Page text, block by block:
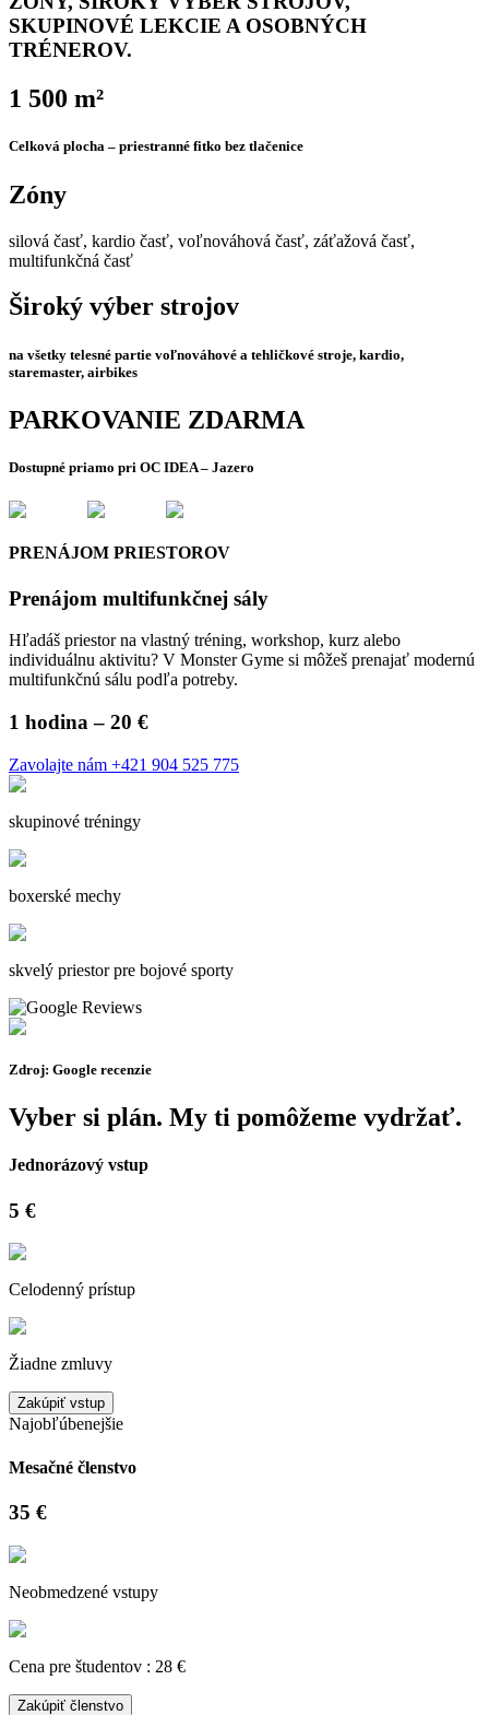
SKUPINOVÉ LEKCIE A OSOBNÝCH
TRÉNEROV.
1 500 m²
Celková plocha – priestranné fitko bez tlačenice
Zóny
silová časť, kardio časť, voľnováhová časť, záťažová časť,
multifunkčná časť
Široký výber strojov
na všetky telesné partie voľnováhové a tehličkové stroje, kardio,
staremaster, airbikes
PARKOVANIE ZDARMA
Dostupné priamo pri OC IDEA – Jazero
PRENÁJOM PRIESTOROV
Prenájom multifunkčnej sály
Hľadáš priestor na vlastný tréning, workshop, kurz alebo
individuálnu aktivitu? V Monster Gyme si môžeš prenajať modernú
multifunkčnú sálu podľa potreby.
1 hodina – 20 €
Zavolajte nám +421 904 525 775
skupinové tréningy
boxerské mechy
skvelý priestor pre bojové sporty
Zdroj: Google recenzie
Vyber si plán. My ti pomôžeme vydržať.
Jednorázový vstup
5 €
Celodenný prístup
Žiadne zmluvy
Zakúpiť vstup
Najobľúbenejšie
Mesačné členstvo
35 €
Neobmedzené vstupy
Cena pre študentov : 28 €
Zakúpiť členstvo